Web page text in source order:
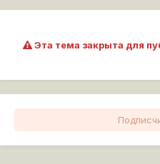
Эта тема закрыта для